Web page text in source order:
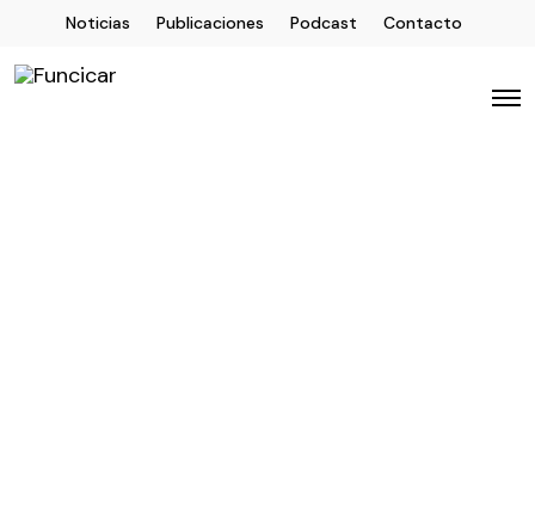
Noticias Publicaciones Podcast Contacto